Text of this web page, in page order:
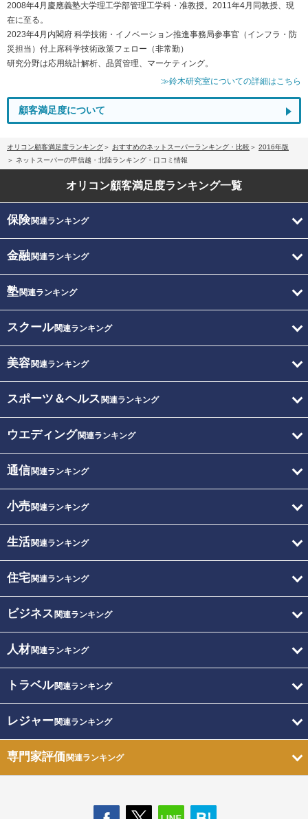
2008年4月慶應義塾大学理工学部管理工学科・准教授。2011年4月同教授、現
在に至る。
2023年4月内閣府 科学技術・イノベーション推進事務局参事官（インフラ・防
災担当）付上席科学技術政策フェロー（非常勤）
研究分野は応用統計解析、品質管理、マーケティング。
≫鈴木研究室についての詳細はこちら
顧客満足度について
オリコン顧客満足度ランキング おすすめのネットスーパーランキング・比較
2016年版
ネットスーパーの甲信越・北陸ランキング・口コミ情報
オリコン顧客満足度ランキング一覧
保険関連ランキング
金融関連ランキング
塾関連ランキング
スクール関連ランキング
美容関連ランキング
スポーツ＆ヘルス 関連ランキング
ウエディング関連ランキング
通信関連ランキング
小売関連ランキング
生活関連ランキング
住宅関連ランキング
ビジネス 関連ランキング
人材関連ランキング
トラベル関連ランキング
レジャー関連ランキング
専門家評価関連ランキング